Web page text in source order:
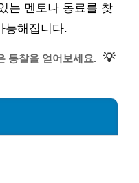
는 멘토나 동료를 찾
능해집니다.
통찰을 얻어보세요. 💡